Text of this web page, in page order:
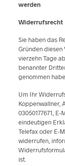
werden
Widerrufsrecht
Sie haben das
Gründen
vierzehn Tage
benannter
genommen
Um Ihr
Koppenwallner,
03050177671,
eindeutigen
Telefax oder E-
widerrufen,
ist.